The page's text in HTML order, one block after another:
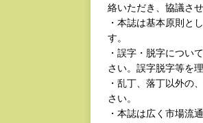
絡いただき、協議さ
・本誌は基本原則と
す。
・誤字・脱字につい
さい。誤字脱字等を
・乱丁、落丁以外の
さい。
・本誌は広く市場流